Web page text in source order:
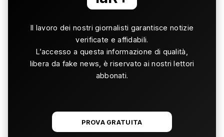
Il lavoro dei nostri giornalisti garantisce notizie
verificate e affidabili.
L’accesso a questa informazione di qualità,
libera da fake news, è riservato ai nostri lettori
abbonati.
PROVA GRATUITA